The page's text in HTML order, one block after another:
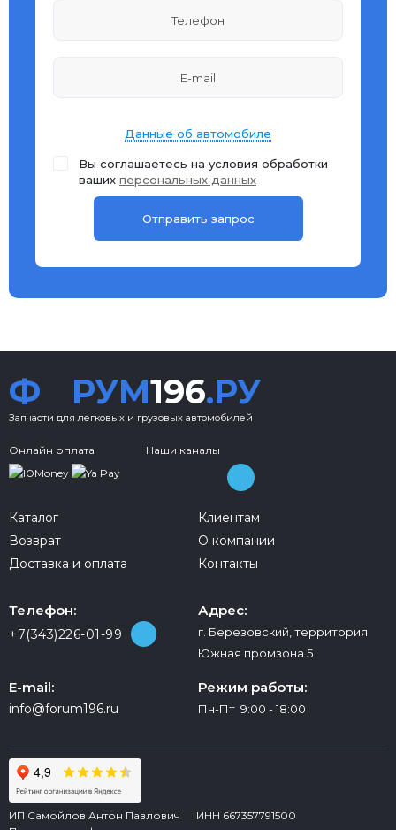
Данные об автомобиле
Вы соглашаетесь на условия обработки
ваших персональных данных
Ф РУМ196.РУ
Запчасти для легковых и грузовых автомобилей
Онлайн оплата Наши каналы
Каталог
Возврат
Доставка и оплата
Клиентам
О компании
Контакты
Телефон:
+7(343)226-01-99
Адрес:
г. Березовский, территория
Южная промзона 5
E-mail:
info@forum196.ru
Режим работы:
Пн-Пт 9:00 - 18:00
ИП Самойлов Антон Павлович ИНН 667357791500